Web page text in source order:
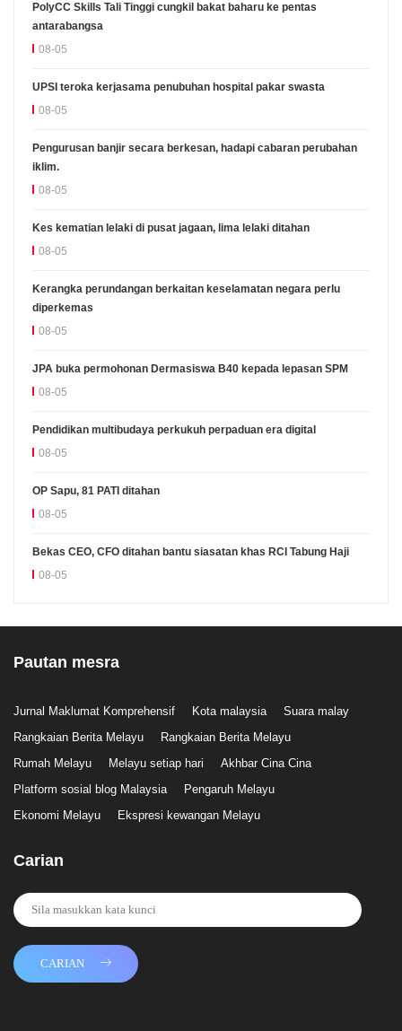
PolyCC Skills Tali Tinggi cungkil bakat baharu ke pentas
antarabangsa
08-05
UPSI teroka kerjasama penubuhan hospital pakar swasta
08-05
Pengurusan banjir secara berkesan, hadapi cabaran perubahan
iklim.
08-05
Kes kematian lelaki di pusat jagaan, lima lelaki ditahan
08-05
Kerangka perundangan berkaitan keselamatan negara perlu
diperkemas
08-05
JPA buka permohonan Dermasiswa B40 kepada lepasan SPM
08-05
Pendidikan multibudaya perkukuh perpaduan era digital
08-05
OP Sapu, 81 PATI ditahan
08-05
Bekas CEO, CFO ditahan bantu siasatan khas RCI Tabung Haji
08-05
Pautan mesra
Jurnal Maklumat Komprehensif Kota malaysia
Suara malay
Rangkaian Berita Melayu
Rangkaian Berita Melayu
Rumah Melayu
Melayu setiap hari
Akhbar Cina Cina
Platform sosial blog Malaysia
Pengaruh Melayu
Ekonomi Melayu
Ekspresi kewangan Melayu
Carian
CARIAN